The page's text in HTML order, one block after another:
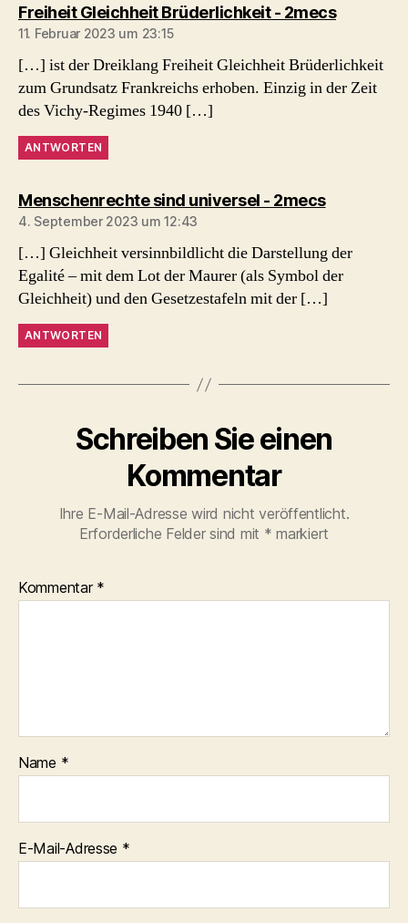
Freiheit Gleichheit Brüderlichkeit - 2mecssagt:
11. Februar 2023 um 23:15
[…] ist der Dreiklang Freiheit Gleichheit Brüderlichkeit
zum Grundsatz Frankreichs erhoben. Einzig in der Zeit
des Vichy-Regimes 1940 […]
ANTWORTEN
Menschenrechte sind universel - 2mecssagt:
4. September 2023 um 12:43
[…] Gleichheit versinnbildlicht die Darstellung der
Egalité – mit dem Lot der Maurer (als Symbol der
Gleichheit) und den Gesetzestafeln mit der […]
ANTWORTEN
Schreiben Sie einen
Kommentar
Ihre E-Mail-Adresse wird nicht veröffentlicht.
Erforderliche Felder sind mit * markiert
Kommentar *
Name *
E-Mail-Adresse *